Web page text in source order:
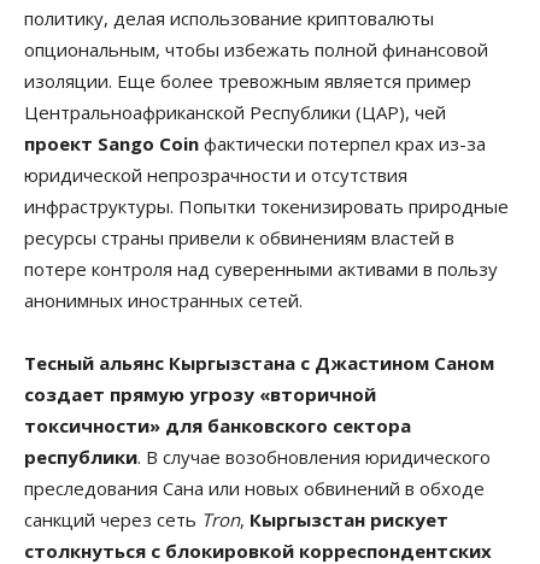
политику, делая использование криптовалюты
опциональным, чтобы избежать полной финансовой
изоляции. Еще более тревожным является пример
Центральноафриканской Республики (ЦАР), чей
проект Sango Coin фактически потерпел крах из-за
юридической непрозрачности и отсутствия
инфраструктуры. Попытки токенизировать природные
ресурсы страны привели к обвинениям властей в
потере контроля над суверенными активами в пользу
анонимных иностранных сетей.
Тесный альянс Кыргызстана с Джастином Саном
создает прямую угрозу «вторичной
токсичности» для банковского сектора
республики. В случае возобновления юридического
преследования Сана или новых обвинений в обходе
санкций через сеть Tron, Кыргызстан рискует
столкнуться с блокировкой корреспондентских